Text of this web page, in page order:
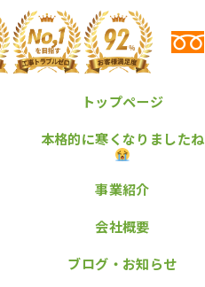
トップページ
本格的に寒くなりましたね
事業紹介
会社概要
ブログ・お知らせ